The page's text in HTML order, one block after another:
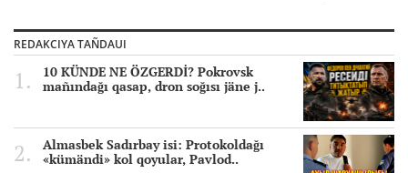
REDAKCIYA TAÑDAUI
10 KÜNDE NE ÖZGERDİ? Pokrovsk
mañındağı qasap, dron soğısı jäne j..
Almasbek Sadırbay isi: Protokoldağı
«kümändi» kol qoyular, Pavlod..